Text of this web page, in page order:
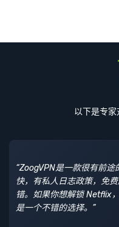
以下是专家
“ZoogVPN是一款很有前途
快，有私人日志政策，免
错。如果你想解锁 Netflix
是一个不错的选择。”